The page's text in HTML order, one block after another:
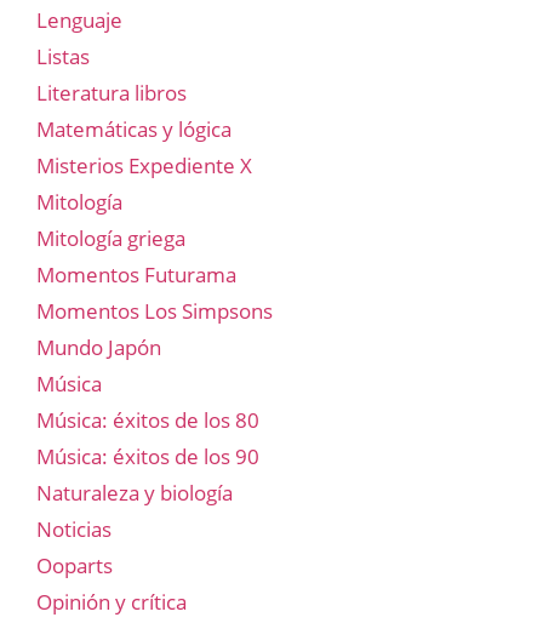
Lenguaje
Listas
Literatura libros
Matemáticas y lógica
Misterios Expediente X
Mitología
Mitología griega
Momentos Futurama
Momentos Los Simpsons
Mundo Japón
Música
Música: éxitos de los 80
Música: éxitos de los 90
Naturaleza y biología
Noticias
Ooparts
Opinión y crítica